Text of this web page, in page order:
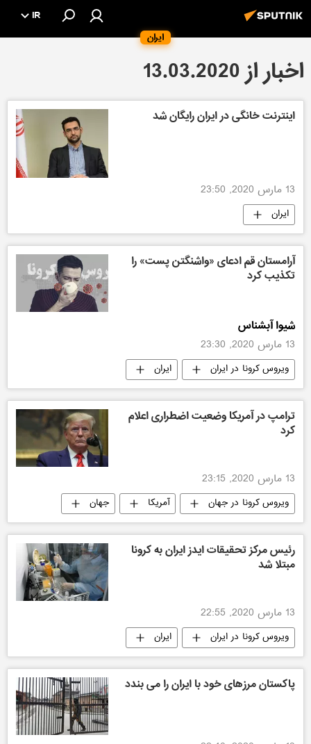
ایران
IR
اخبار از 13.03.2020
اینترنت خانگی در ایران رایگان شد
13 مارس 2020, 23:50
ایران
آرامستان قم ادعای «واشنگتن‌ پست» را
تکذیب کرد
شیوا آبشناس
13 مارس 2020, 23:30
ویروس کرونا در ایران
ایران
گزارش و تحلیل
ترامپ در آمریکا وضعیت اضطراری اعلام
کرد
13 مارس 2020, 23:15
ویروس کرونا در جهان آمریکا جهان
رئیس مرکز تحقیقات ایدز ایران به کرونا
مبتلا شد
13 مارس 2020, 22:55
ویروس کرونا در ایران ایران
پاکستان مرزهای خود با ایران را می بندد